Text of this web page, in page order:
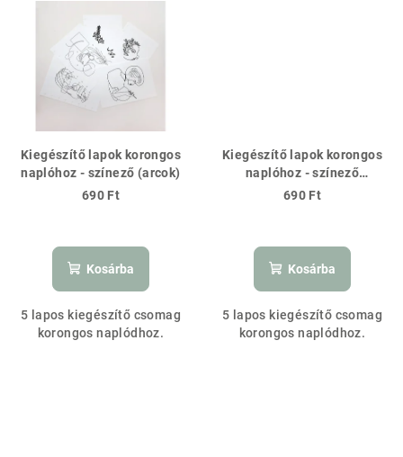
Kiegészítő lapok korongos
naplóhoz - színező (arcok)
690 Ft
Kosárba
5 lapos kiegészítő csomag
korongos naplódhoz.
Kiegészítő lapok korongos
naplóhoz - színező
(növények)
690 Ft
Kosárba
5 lapos kiegészítő csomag
korongos naplódhoz.